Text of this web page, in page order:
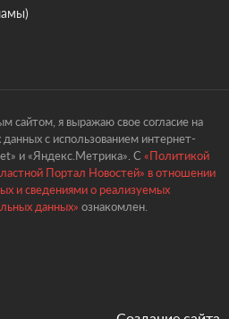
сайтом, я выражаю свое согласие на
с использованием интернет-
и «Яндекс.Метрика». С «Политикой
Портал Новостей» в отношении
и сведениями о реализуемых
данных» ознакомлен.